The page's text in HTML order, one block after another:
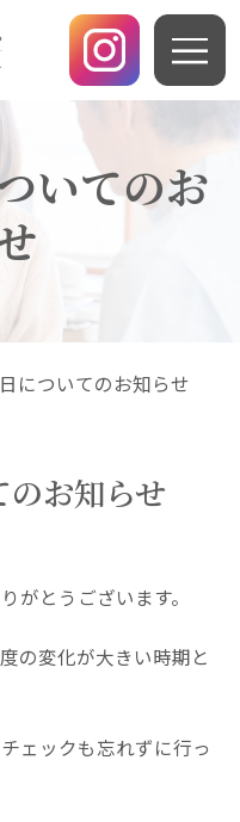
いてのお
についてのお知らせ
のお知らせ
がとうございます。
の変化が大きい時期と
ェックも忘れずに行っ